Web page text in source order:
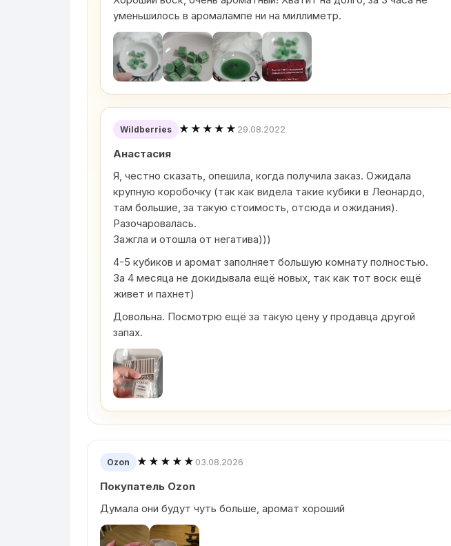
уменьшилось в аромалампе ни на миллиметр.
Wildberries ★★★★★ 29.08.2022
Анастасия
Я, честно сказать, опешила, когда получила заказ. Ожидала
крупную коробочку (так как видела такие кубики в Леонардо,
там большие, за такую стоимость, отсюда и ожидания).
Разочаровалась.
Зажгла и отошла от негатива)))
4-5 кубиков и аромат заполняет большую комнату полностью.
За 4 месяца не докидывала ещё новых, так как тот воск ещё
живет и пахнет)
Довольна. Посмотрю ещё за такую цену у продавца другой
запах.
Ozon ★★★★★ 03.08.2026
Покупатель Ozon
Думала они будут чуть больше, аромат хороший